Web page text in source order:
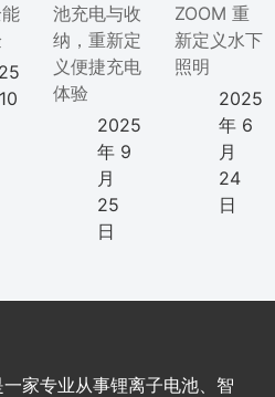
池充电与收
纳，重新定
义便捷充电
体验
2025
年 9
月
25
日
ZOOM 重
新定义水下
照明
2025
年 6
月
24
日
家专业从事锂离子电池、智